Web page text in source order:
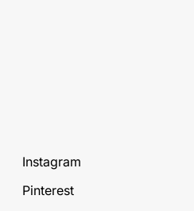
Instagram
Pinterest